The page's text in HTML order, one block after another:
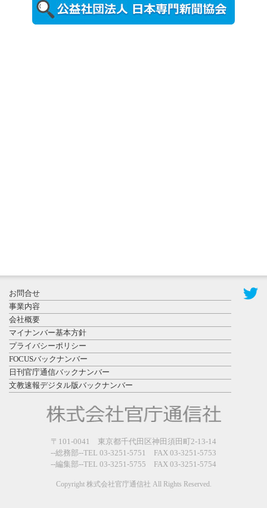
更新
農工大で大
登録有形文
化財となっ
た東北大植
物園八...
日更新
県警等と大
規模災害時
締結し...
お問合せ
事業内容
会社概要
マイナンバー基本方針
プライバシーポリシー
FOCUSバックナンバー
日刊官庁通信バックナンバー
文教速報デジタル版バックナンバー
〒101-0041 東京都千代田区神田須田町2-13-14
--総務部--TEL 03-3251-5751 FAX 03-3251-5753
--編集部--TEL 03-3251-5755 FAX 03-3251-5754
Copyright 株式会社官庁通信社 All Rights Reserved.